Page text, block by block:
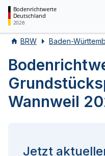
Bodenrichtwerte
Deutschland
2026
BRW Baden-
Wannweil
Jetzt